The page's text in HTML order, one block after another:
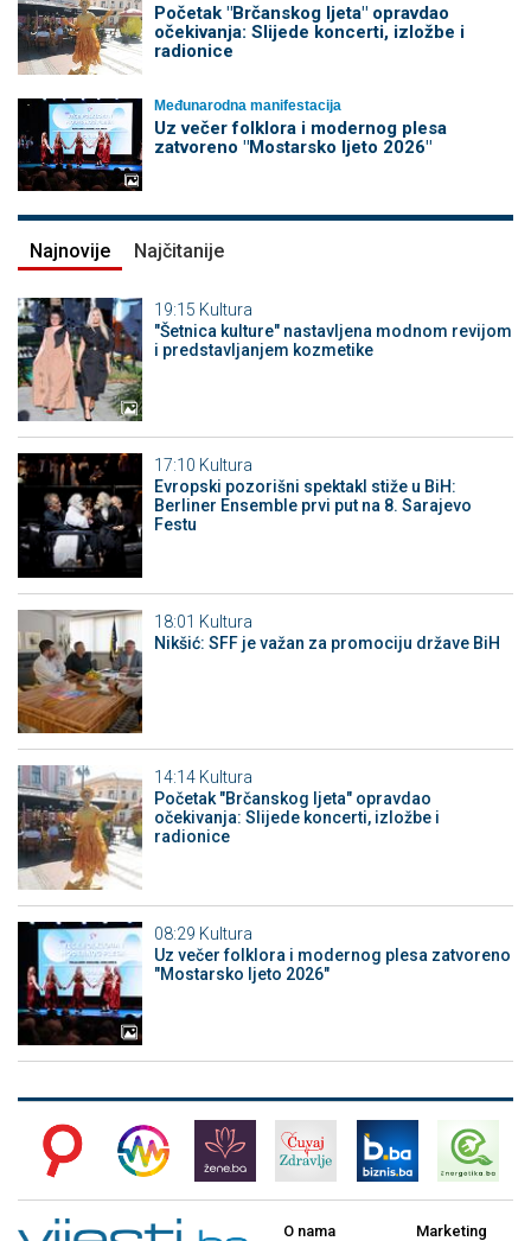
Početak "Brčanskog ljeta" opravdao
očekivanja: Slijede koncerti, izložbe i
radionice
Međunarodna manifestacija
Uz večer folklora i modernog plesa
zatvoreno "Mostarsko ljeto 2026"
Najnovije Najčitanije
19:15 Kultura
"Šetnica kulture" nastavljena modnom revijom
i predstavljanjem kozmetike
17:10 Kultura
Evropski pozorišni spektakl stiže u BiH:
Berliner Ensemble prvi put na 8. Sarajevo
Festu
18:01 Kultura
Nikšić: SFF je važan za promociju države BiH
14:14 Kultura
Početak "Brčanskog ljeta" opravdao
očekivanja: Slijede koncerti, izložbe i
radionice
08:29 Kultura
Uz večer folklora i modernog plesa zatvoreno
"Mostarsko ljeto 2026"
O nama Marketing